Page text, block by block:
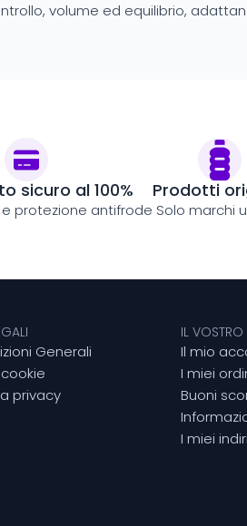
volume ed equilibrio,
sicuro al 100%
e protezione antifrode
Prodotti
Solo marchi
Generali
privacy
IL
Il mio
I miei
Buoni
I miei